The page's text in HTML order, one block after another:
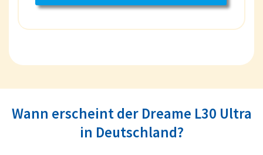
Wann erscheint der Dreame L30 Ultra
in Deutschland?